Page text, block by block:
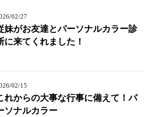
02/27
妹がお友達とパーソナルカラー診
に来てくれました！
02/15
れからの大事な行事に備えて！パ
ソナルカラー